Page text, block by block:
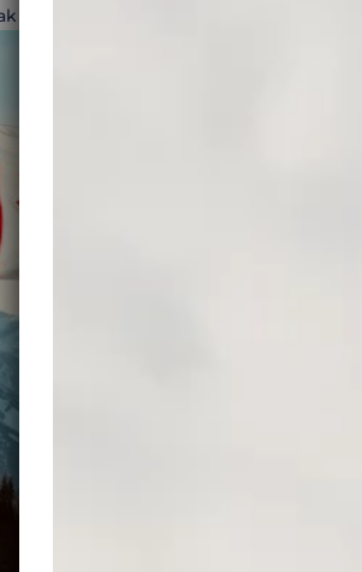
ta roślina działa. Wypróbował owoce